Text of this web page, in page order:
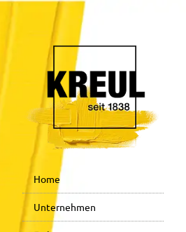
Home
Unternehmen